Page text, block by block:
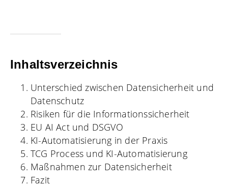
Inhaltsverzeichnis
Unterschied zwischen Datensicherheit und
Datenschutz
Risiken für die Informationssicherheit
EU AI Act und DSGVO
KI-Automatisierung in der Praxis
TCG Process und KI-Automatisierung
Maßnahmen zur Datensicherheit
Fazit